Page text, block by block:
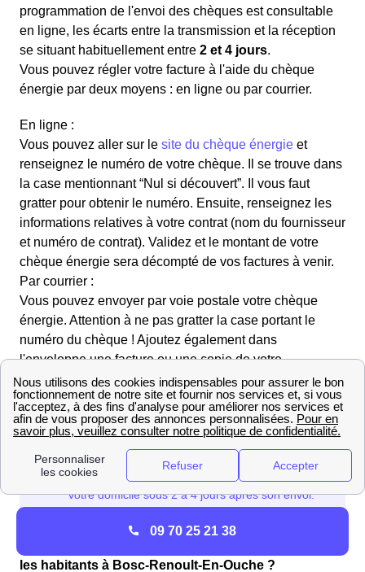
programmation de l'envoi des chèques est consultable
en ligne, les écarts entre la transmission et la réception
se situant habituellement entre 2 et 4 jours.
Vous pouvez régler votre facture à l'aide du chèque
énergie par deux moyens : en ligne ou par courrier.
En ligne :
Vous pouvez aller sur le site du chèque énergie et
renseignez le numéro de votre chèque. Il se trouve dans
la case mentionnant “Nul si découvert”. Il vous faut
gratter pour obtenir le numéro. Ensuite, renseignez les
informations relatives à votre contrat (nom du fournisseur
et numéro de contrat). Validez et le montant de votre
chèque énergie sera décompté de vos factures à venir.
Par courrier :
Vous pouvez envoyer par voie postale votre chèque
énergie. Attention à ne pas gratter la case portant le
numéro du chèque ! Ajoutez également dans
l'enveloppe une facture ou une copie de votre
échéancier. Pensez aussi à indiquer votre numéro de
contrat au dos du chèque.
les habitants à Bosc-Renoult-En-Ouche ?
09 70 25 21 38